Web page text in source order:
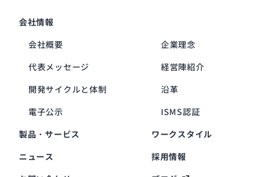
会社情報
会社概要
企業理念
代表メッセージ
経営陣紹介
開発サイクルと体制
沿革
電子公示
ISMS認証
製品・サービス
ワークスタイル
ニュース
採用情報